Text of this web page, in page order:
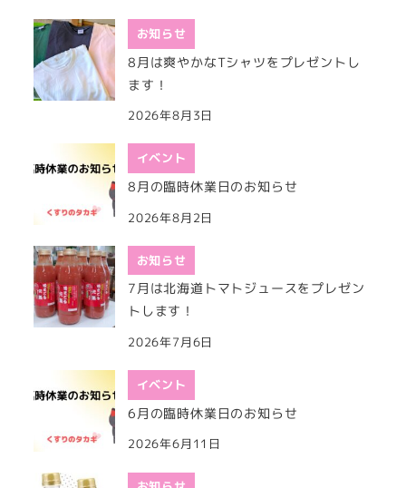
お知らせ
8月は爽やかなTシャツをプレゼントし
ます！
2026年8月3日
イベント
8月の臨時休業日のお知らせ
2026年8月2日
お知らせ
7月は北海道トマトジュースをプレゼン
トします！
2026年7月6日
イベント
6月の臨時休業日のお知らせ
2026年6月11日